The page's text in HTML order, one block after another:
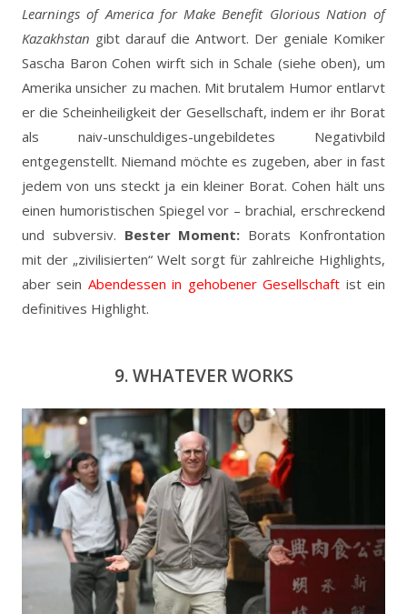
Learnings of America for Make Benefit Glorious Nation of
Kazakhstan gibt darauf die Antwort. Der geniale Komiker
Sascha Baron Cohen wirft sich in Schale (siehe oben), um
Amerika unsicher zu machen. Mit brutalem Humor entlarvt
er die Scheinheiligkeit der Gesellschaft, indem er ihr Borat
als naiv-unschuldiges-ungebildetes Negativbild
entgegenstellt. Niemand möchte es zugeben, aber in fast
jedem von uns steckt ja ein kleiner Borat. Cohen hält uns
einen humoristischen Spiegel vor – brachial, erschreckend
und subversiv. Bester Moment: Borats Konfrontation
mit der „zivilisierten“ Welt sorgt für zahlreiche Highlights,
aber sein Abendessen in gehobener Gesellschaft ist ein
definitives Highlight.
9. WHATEVER WORKS